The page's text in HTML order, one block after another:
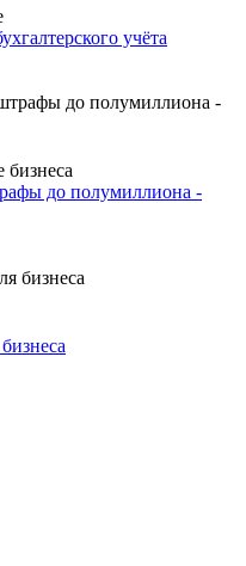
учёта
бизнеса
до полумиллиона -